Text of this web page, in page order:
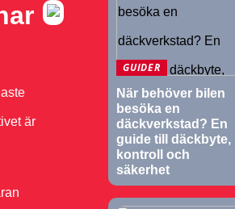
är
GUIDER
När behöver bilen
besöka en
däckverkstad? En
guide till däckbyte,
kontroll och
säkerhet